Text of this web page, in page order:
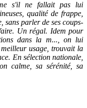
s'il ne fallait pas lui
qualité de frappe,
sans parler de ses coups-
Un régal. Idem pour
dans la m..., on lui
usage, trouvait la
En sélection nationale,
calme, sa sérénité, sa